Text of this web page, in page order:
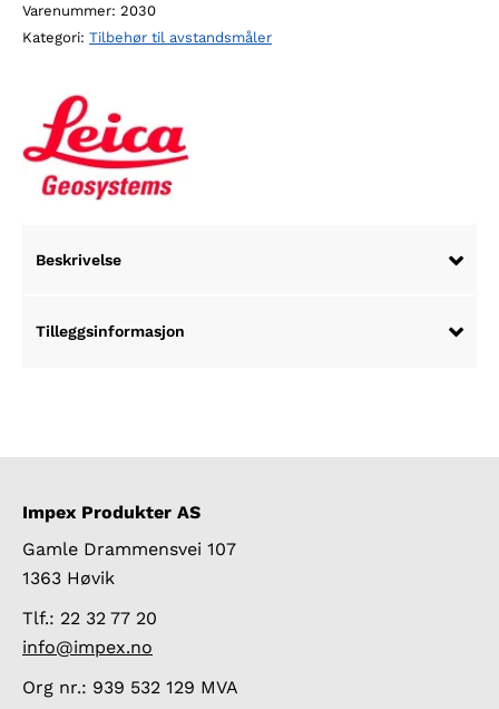
antall
Varenummer: 2030
Kategori: Tilbehør til avstandsmåler
Beskrivelse
Tilleggsinformasjon
Impex Produkter AS
Gamle Drammensvei 107
1363 Høvik
Tlf.: 22 32 77 20
info@impex.no
Org nr.: 939 532 129 MVA